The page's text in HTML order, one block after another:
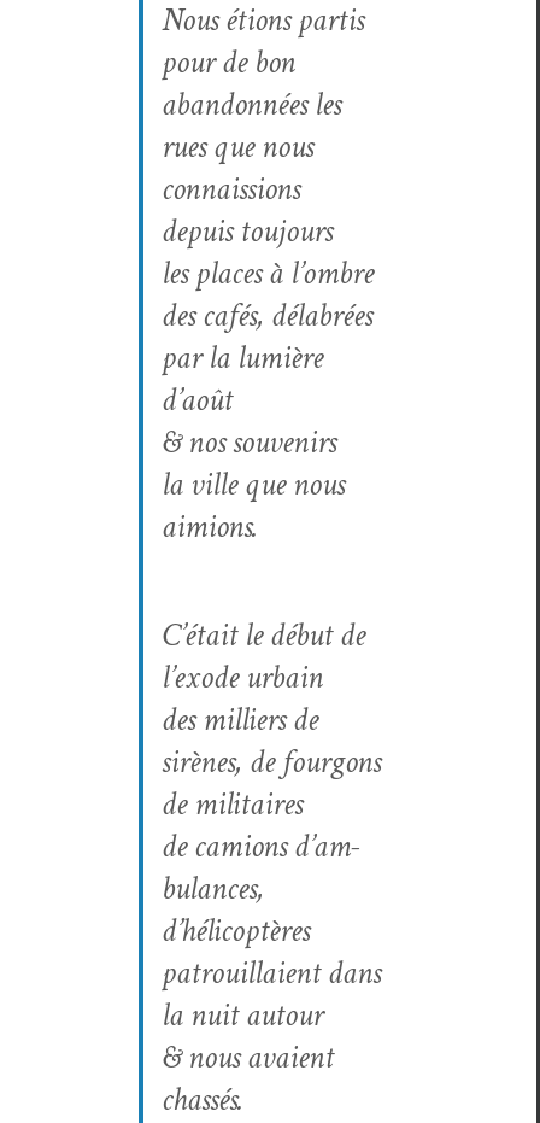
Nous étions par­tis
pour de bon
aban­don­nées les
rues que nous
connaissions
depuis tou­jours
les places à l’om­bre
des cafés, délabrées
par la lumière
d’août
& nos souvenirs
la ville que nous
aimions.
C’é­tait le début de
l’ex­ode urbain
des mil­liers de
sirènes, de fourgons
de mil­i­taires
de camions d’am­
bu­lances,
d’hélicoptères
patrouil­laient dans
la nuit autour
& nous avaient
chassés.